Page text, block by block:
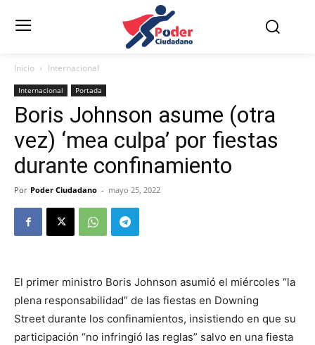
Inicio Internacional
Internacional Portada
Boris Johnson asume (otra
vez) ‘mea culpa’ por fiestas
durante confinamiento
Por Poder Ciudadano - mayo 25, 2022
El primer ministro Boris Johnson asumió el miércoles “la
plena responsabilidad” de las fiestas en Downing
Street durante los confinamientos, insistiendo en que su
participación “no infringió las reglas” salvo en una fiesta